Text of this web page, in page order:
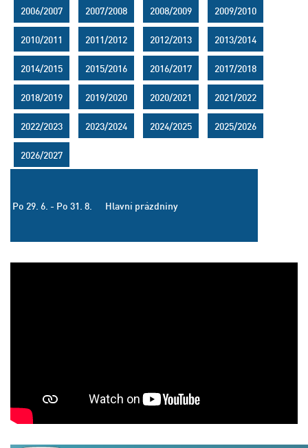
2006/2007 2007/2008 2008/2009 2009/2010
2010/2011 2011/2012 2012/2013 2013/2014
2014/2015 2015/2016 2016/2017 2017/2018
2018/2019 2019/2020 2020/2021 2021/2022
2022/2023 2023/2024 2024/2025 2025/2026
2026/2027
Po 29. 6. - Po 31. 8. Hlavní prázdniny